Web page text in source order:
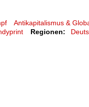
Antikapitalismus &
Regionen: